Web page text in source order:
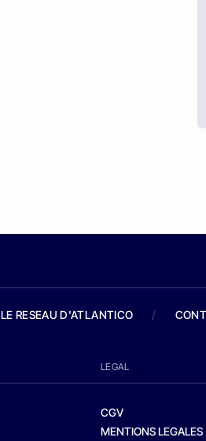
LE RESEAU D'ATLANTICO /
LEGAL
CGV
MENTIONS LEGALES